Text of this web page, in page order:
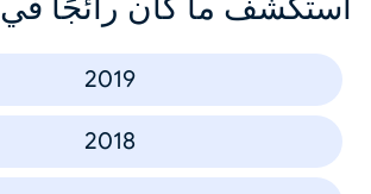
2019
2018